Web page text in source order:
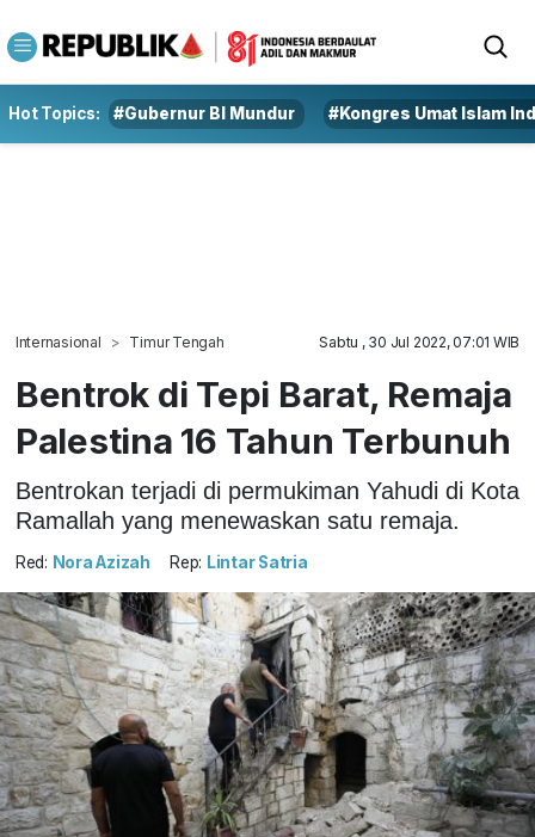
Hot Topics: #Gubernur BI Mundur #Kongres Umat Islam
Internasional Timur Tengah Sabtu , 30 Jul 2022, 07:01 WIB
Bentrok di Tepi Barat, Remaja
Palestina 16 Tahun Terbunuh
Bentrokan terjadi di permukiman Yahudi di Kota
Ramallah yang menewaskan satu remaja.
Red: Nora Azizah Rep: Lintar Satria